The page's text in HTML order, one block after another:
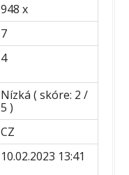
948 x
7
4
Nízká ( skóre: 2 /
5 )
CZ
10.02.2023 13:41